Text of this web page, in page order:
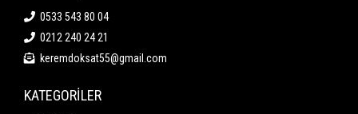
0533 543 80 04
0212 240 24 21
keremdoksat55@gmail.com
KATEGORİLER